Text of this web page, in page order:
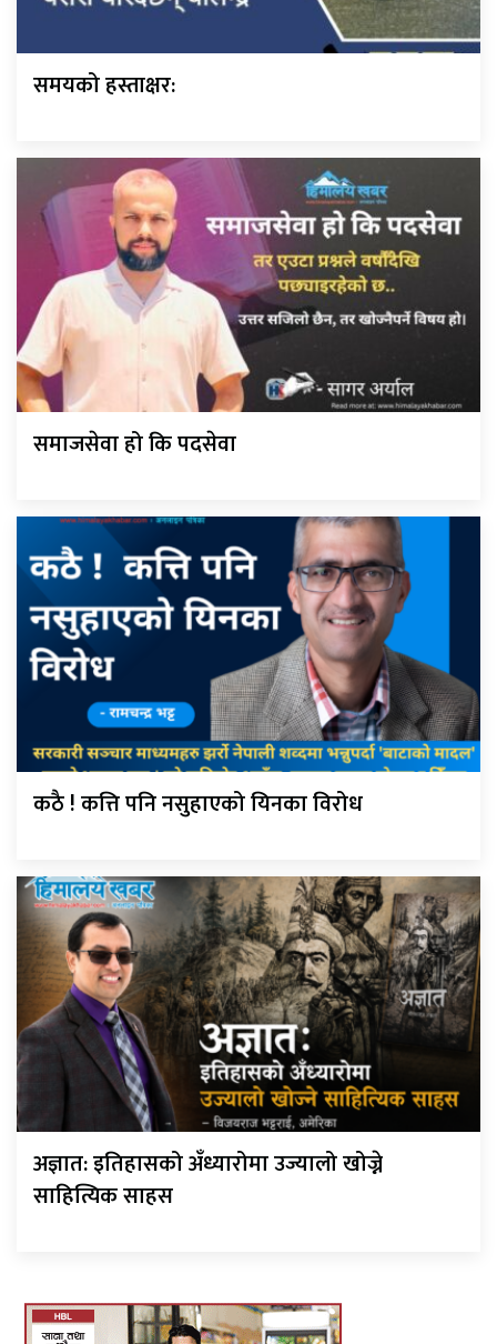
समयको हस्ताक्षर:
समाजसेवा हो कि पदसेवा
कठै ! कत्ति पनि नसुहाएको यिनका विरोध
अज्ञात: इतिहासको अँध्यारोमा उज्यालो खोज्ने
साहित्यिक साहस